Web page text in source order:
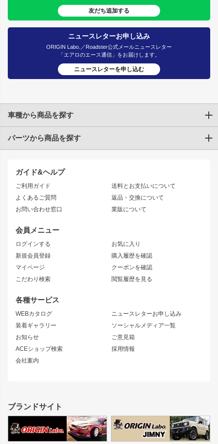
友だち追加する
ニュースレターお申し込み
ORIGIN Labo.／Roadster公式メールニュースレター
「エアロのエース通信」をお届けします。
ニュースレターを申し込む
ガイド&ヘルプ
ご利用ガイド
よくあるご質問
お問い合わせ窓口
送料とお支払いについて
返品・交換について
業販について
会員メニュー
ログインする
新規会員登録
マイページ
こだわり検索
お気に入り
購入履歴を確認
クーポンを確認
閲覧履歴を見る
各種サービス
WEBカタログ
装着ギャラリー
お知らせ
ACEショップ検索
会社案内
ニュースレターお申し込み
ソーシャルメディア一覧
ご意見箱
採用情報
車種から商品を探す
トヨタ
JZX90 CHASER
JZX110 MARK II
JZX100 MARK II
JZX90 MARK II
トレノ
マークX
アリスト
ソアラ
アルテッツァ
ニッサン
S15 シルビア
S14 シルビア 後期
S13 シルビア
180SX
シルエイティ
ワンビア
ローレル
セフィーロ
キャラバン
スズキ
GS350
SC
スバル 三菱
パーツから商品を探す
エアロシリーズ
ドリフトライン
風神
雷神
レーシングライン
アタックライン
ストリームライン
リアウイング
ジムニーパーツ
ホイール
MUD-S7
MUD-SR7
まつど家 鉄漢
ボンネット
フェンダー
サイドパーツ
リアゲート
メンテナンスパーツ
ブランドサイト